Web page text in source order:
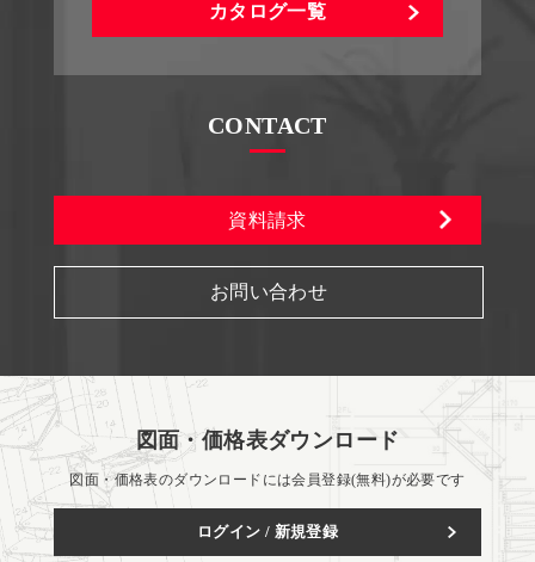
カタログ一覧
CONTACT
資料請求
お問い合わせ
図面・価格表ダウンロード
図面・価格表のダウンロードには会員登録(無料)が必要です
ログイン / 新規登録